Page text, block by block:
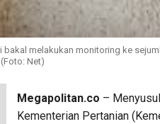
bakal melakukan monitoring ke
Net)
Megapolitan.co –
Kementerian Pertanian